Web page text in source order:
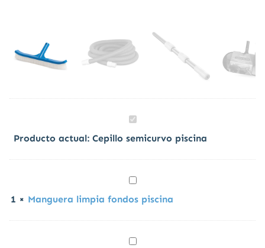
Cepillo
semicurvo
piscina
Producto actual: Cepillo semicurvo piscina
Manguera
limpia
fondos
piscina
1 × Manguera limpia fondos piscina
Pértiga